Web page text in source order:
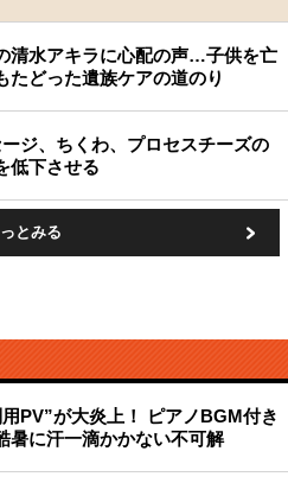
清水アキラに心配の声…子供を亡
たどった遺族ケアの道のり
ジ、ちくわ、プロセスチーズの
低下させる
とみる
PV”が大炎上！ ピアノBGM付き
暑に汗一滴かかない不可解